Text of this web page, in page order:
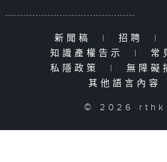
新聞稿 | 招聘 |
知識產權告示
| 常
私隱政策
| 無障礙
其他語言內容
© 2026